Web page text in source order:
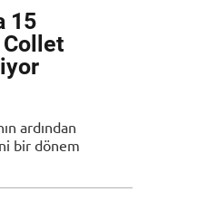
15
ardından
bir dönem